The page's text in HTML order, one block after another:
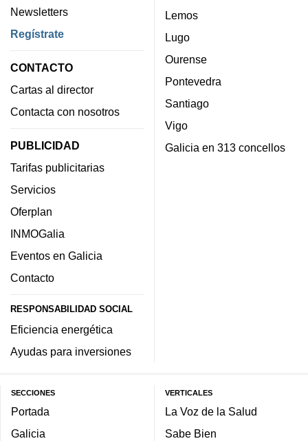
Newsletters
Regístrate
CONTACTO
Cartas al director
Contacta con nosotros
PUBLICIDAD
Tarifas publicitarias
Servicios
Oferplan
INMOGalia
Eventos en Galicia
Contacto
RESPONSABILIDAD SOCIAL
Eficiencia energética
Ayudas para inversiones
Lemos
Lugo
Ourense
Pontevedra
Santiago
Vigo
Galicia en 313 concellos
SECCIONES
Portada
Galicia
VERTICALES
La Voz de la Salud
Sabe Bien